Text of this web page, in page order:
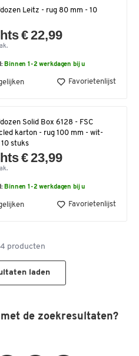
Leitz - rug 80 mm - 10
€ 22,99
Binnen 1-2 werkdagen bij u
Favorietenlijst
Solid Box 6128 - FSC
karton - rug 100 mm - wit-
stuks
€ 23,99
Binnen 1-2 werkdagen bij u
Favorietenlijst
producten
laden
de zoekresultaten?